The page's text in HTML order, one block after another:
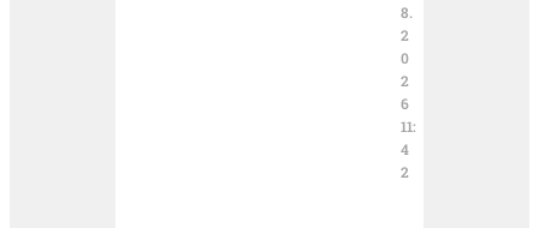
8.
2
0
2
6
11:
4
2